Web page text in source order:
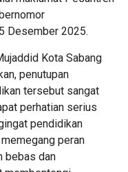
Desember 2025.
Kota Sabang
penutupan
tersebut sangat
perhatian serius
pendidikan
peran
bebas dan